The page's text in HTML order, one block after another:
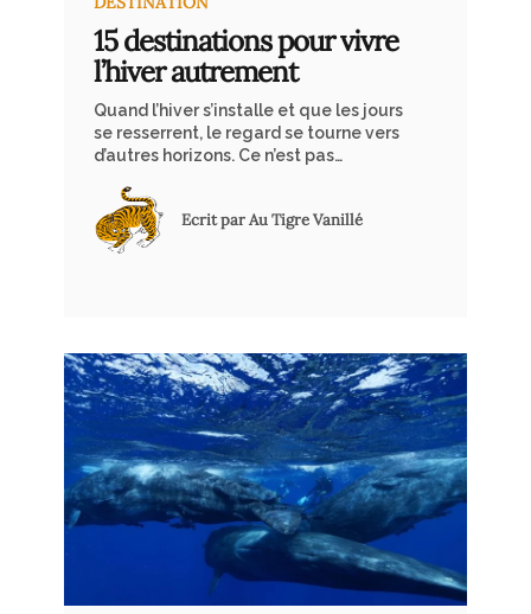
15 destinations pour vivre
l’hiver autrement
Quand l’hiver s’installe et que les jours
se resserrent, le regard se tourne vers
d’autres horizons. Ce n’est pas
qui attire, mais aussi la possibilité de
se laisser surprendre : la plage où la
lumière change le rythme du jour, la
Ecrit par Au Tigre Vanillé